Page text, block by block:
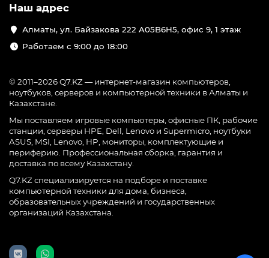
Наш адрес
Алматы, ул. Байзакова 222 A05B6H5, офис 9, 1 этаж
Работаем с 9:00 до 18:00
© 2011–2026 Q7.KZ — интернет-магазин компьютеров,
ноутбуков, серверов и компьютерной техники в Алматы и
Казахстане.
Мы поставляем игровые компьютеры, офисные ПК, рабочие
станции, серверы HPE, Dell, Lenovo и Supermicro, ноутбуки
ASUS, MSI, Lenovo, HP, мониторы, комплектующие и
периферию. Профессиональная сборка, гарантия и
доставка по всему Казахстану.
Q7.KZ специализируется на подборе и поставке
компьютерной техники для дома, бизнеса,
образовательных учреждений и государственных
организаций Казахстана.